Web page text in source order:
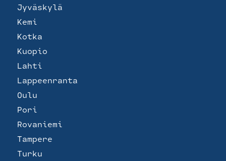
Jyväskylä
Kemi
Kotka
Kuopio
Lahti
Lappeenranta
Oulu
Pori
Rovaniemi
Tampere
Turku